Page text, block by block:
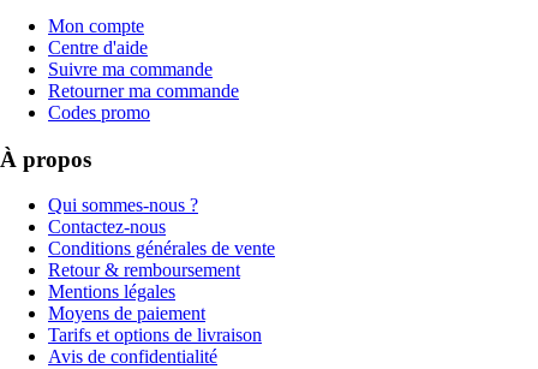
Mon compte
Centre d'aide
Suivre ma commande
Retourner ma commande
Codes promo
À propos
Qui sommes-nous ?
Contactez-nous
Conditions générales de vente
Retour & remboursement
Mentions légales
Moyens de paiement
Tarifs et options de livraison
Avis de confidentialité